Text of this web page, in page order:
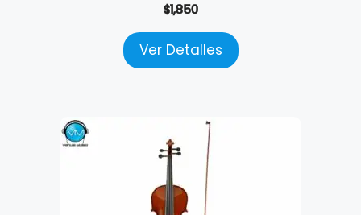
$1,850
Ver Detalles